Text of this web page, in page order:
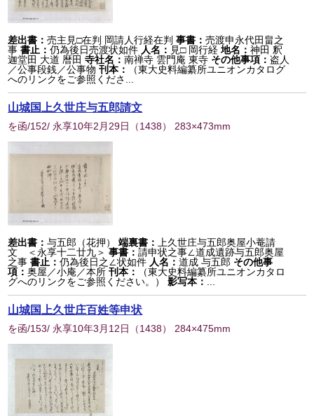
差出書：売主見□在判 岡請人行経在判 事書：売渡申永代田畠之
事 書止：仍為後日売渡状如件 人名： 見□ 岡行経 地名：神田 釈
迦堂田 大道 暦田 寺社名：南禅寺 雲門庵 東寺 その他事項： 盗人
／公事段銭／公事物 刊本：
（東大史料編纂所ユニオンカタログ
へのリンクをご参照くださ...
山城国上久世庄与五郎請文
を函/152/ 永享10年2月29日 （1438） 283×473mm
差出書：与五郎（花押） 端裏書：
上久世庄与五郎奥屋小菴請
文 ＜永享十二廿九＞ 事書：請申状之事∠道成遺跡与五郎奥屋
之事 書止：仍為後日之∠状如件 人名：道成 与五郎 その他事
項：奥屋／小庵／本所 刊本：
（東大史料編纂所ユニオンカタロ
グへのリンクをご参照ください。）
影写本：
山城国上久世庄百姓等申状
を函/153/ 永享10年3月12日 （1438） 284×475mm